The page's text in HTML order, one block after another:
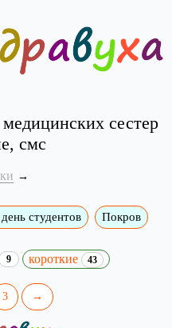
сестер
смс
студентов Покров
9 короткие 43
3 →